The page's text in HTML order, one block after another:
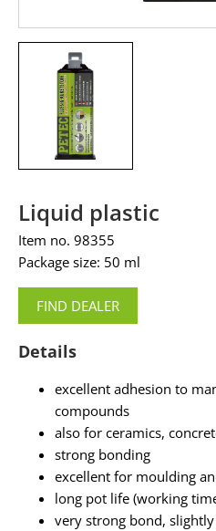
Liquid plastic
Item no. 98355
Package size: 50 ml
FIND DEALER
Details
excellent adhesion to
compounds
also for ceramics,
strong bonding
excellent for moulding
long pot life (working
very strong bond,